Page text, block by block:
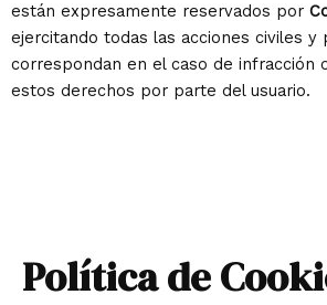
están expresamente reservados por
ejercitando todas las acciones civiles y
correspondan en el caso de infracción
estos derechos por parte del usuario.
Política de